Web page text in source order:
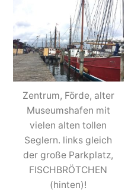
Zentrum, Förde, alter
Museumshafen mit
vielen alten tollen
Seglern. links gleich
der große Parkplatz,
FISCHBRÖTCHEN
(hinten)!